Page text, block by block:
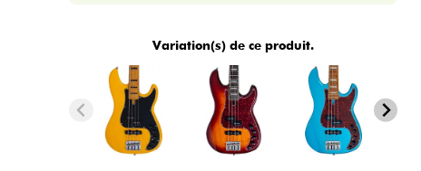
Variation(s) de ce produit.